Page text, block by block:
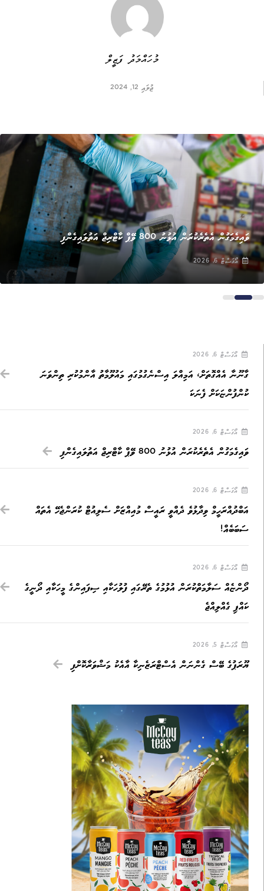
މުހައްމަދު ފަޒީލް
ޖުލައި 12, 2024
ޚަބަރު
ވައިގެމަގުން އެތެރެކުރަން އުޅުނު 800 ވޭޕް ކާޓްރިޖް އަތުލައިގެންފި
އޯގަސްޓް 6, 2026
އޯގަސްޓް 6, 2026
ގާނޫނާ އެއްގޮތަށް، އަމިއްލަ އިސްނެގުމުގައި މައުލޫމާތު އާންމުކުރި ތިންވަނަ
ކުންފުންޏަކަށް ފެނަކަ
އޯގަސްޓް 6, 2026
ވައިގެމަގުން އެތެރެކުރަން އުޅުނު 800 ވޭޕް ކާޓްރިޖް އަތުލައިގެންފި
އޯގަސްޓް 6, 2026
އަބްދުއްރަހީމް ވިދާޅުވެ ދެއްވީ ރައީސް މުއިއްޒަށް ސެލިއުޓް ކުރަންޖެހޭ އެތައް
ސަބަބެއް!
އޯގަސްޓް 6, 2026
ދޯންޏެއް ސަލާމަތްކުރަން އުޅުމުގެ ތެރޭގައި ފުލުހަކާއި ސިފައިންގެ މީހަކާއި ދޯނީގެ
ކައްޕި ގެއްލިއްޖެ
އޯގަސްޓް 5, 2026
ޔޫރަޕުގެ ބޭސް ގެންނަން އެސްޓްރަޒެނިކާ އާއެކު މަޝްވަރާކޮށްފި